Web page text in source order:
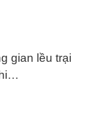
gian lều trại